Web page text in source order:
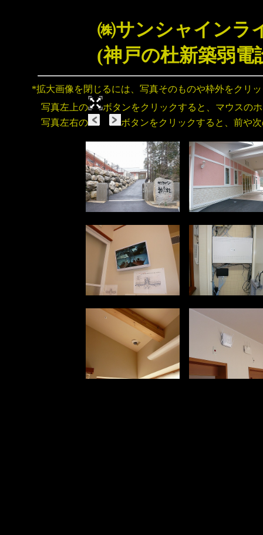
㈱サンシャインラ
(神戸の杜新築弱
*拡大画像を閉じるには、写真そのものや枠外をクリ
写真左上の
ボタンをクリックすると、マウスの
写真左右の
ボタンをクリックすると、前や